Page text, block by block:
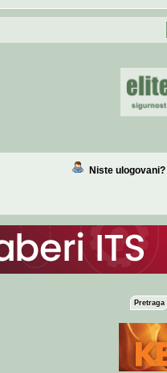
Niste ulogovani?
Pretraga